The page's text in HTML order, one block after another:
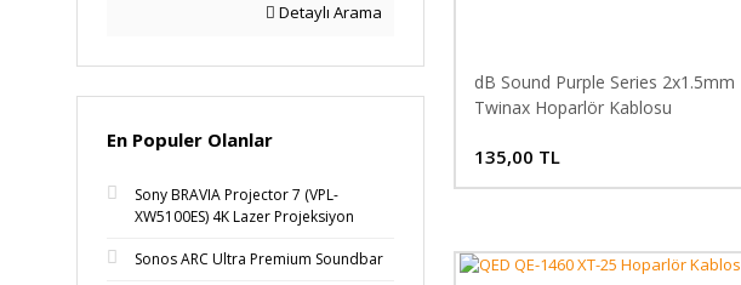
Detaylı Arama
En Populer Olanlar
Sony BRAVIA Projector 7 (VPL-
XW5100ES) 4K Lazer Projeksiyon
Sonos ARC Ultra Premium Soundbar
dB Sound Purple Series 2x1.5mm
Twinax Hoparlör Kablosu
135,00 TL